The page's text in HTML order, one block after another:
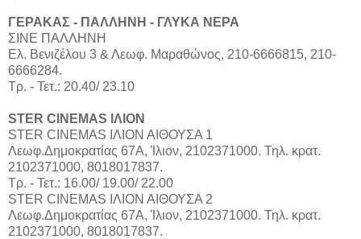
ΓΕΡΑΚΑΣ - ΠΑΛΛΗΝΗ - ΓΛΥΚΑ ΝΕΡΑ
ΣΙΝΕ ΠΑΛΛΗΝΗ
Ελ. Βενιζέλου 3 & Λεωφ. Μαραθώνος, 210-6666815, 210-
6666284.
Τρ. - Τετ.: 20.40/ 23.10
STER CINEMAS ΙΛΙΟΝ
STER CINEMAS ΙΛΙΟΝ ΑΙΘΟΥΣΑ 1
Λεωφ.Δημοκρατίας 67Α, Ίλιον, 2102371000. Τηλ. κρατ.
2102371000, 8018017837.
Τρ. - Τετ.: 16.00/ 19.00/ 22.00
STER CINEMAS ΙΛΙΟΝ ΑΙΘΟΥΣΑ 2
Λεωφ.Δημοκρατίας 67Α, Ίλιον, 2102371000. Τηλ. κρατ.
2102371000, 8018017837.